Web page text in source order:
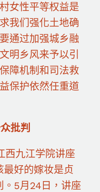
女性平等权益是
我们强化土地确
通过加强城乡融
明乡风来予以引
障机制和司法救
保护依然任重道
批判
西九江学院讲座
最好的嫁妆是贞
。5月24日，讲座